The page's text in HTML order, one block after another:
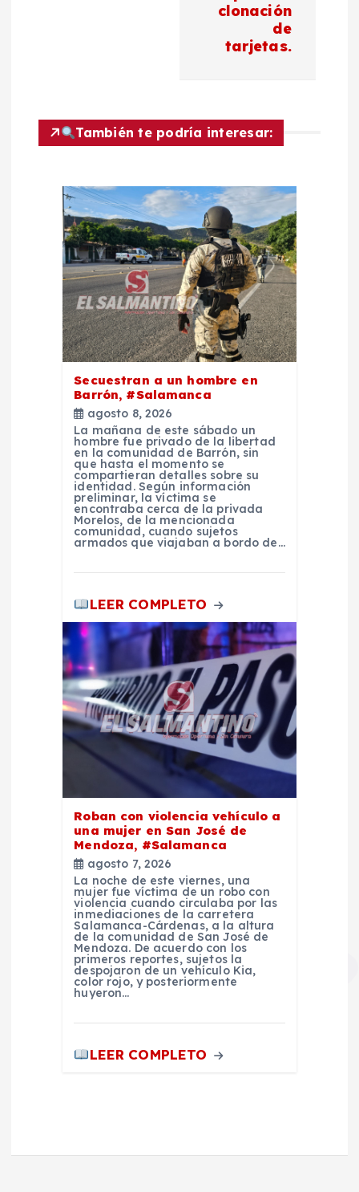
e
clonación
de
tarjetas.
También te podría interesar:
Secuestran a un hombre en
Barrón, #Salamanca
agosto 8, 2026
La mañana de este sábado un
hombre fue privado de la libertad
en la comunidad de Barrón, sin
que hasta el momento se
compartieran detalles sobre su
identidad. Según información
preliminar, la víctima se
encontraba cerca de la privada
Morelos, de la mencionada
comunidad, cuando sujetos
armados que viajaban a bordo de…
LEER COMPLETO
Roban con violencia vehículo a
una mujer en San José de
Mendoza, #Salamanca
agosto 7, 2026
La noche de este viernes, una
mujer fue víctima de un robo con
violencia cuando circulaba por las
inmediaciones de la carretera
Salamanca-Cárdenas, a la altura
de la comunidad de San José de
Mendoza. De acuerdo con los
primeros reportes, sujetos la
despojaron de un vehículo Kia,
color rojo, y posteriormente
huyeron…
LEER COMPLETO